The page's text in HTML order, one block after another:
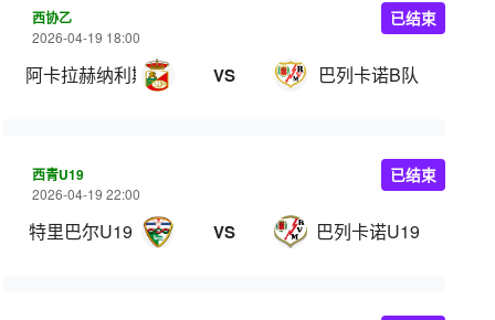
西协乙
2026-04-19 18:00
阿卡拉赫纳利斯 VS 巴列卡诺B队
已结束
西青U19
2026-04-19 22:00
特里巴尔U19 VS 巴列卡诺U19
已结束